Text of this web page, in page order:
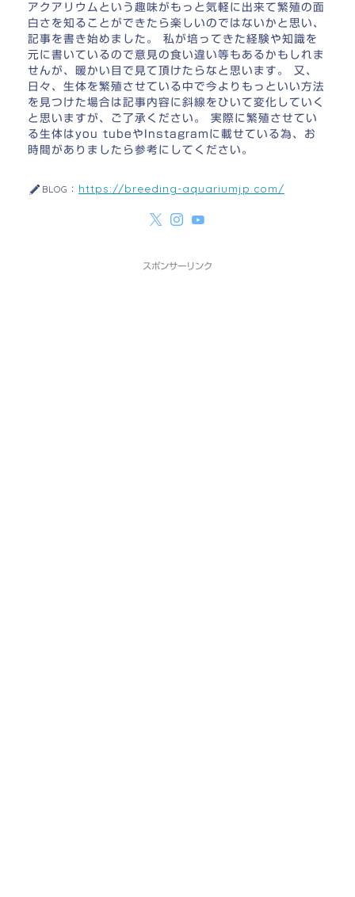
アクアリウムという趣味がもっと気軽に出来て繁殖の面
白さを知ることができたら楽しいのではないかと思い、
記事を書き始めました。 私が培ってきた経験や知識を
元に書いているので意見の食い違い等もあるかもしれま
せんが、暖かい目で見て頂けたらなと思います。 又、
日々、生体を繁殖させている中で今よりもっといい方法
を見つけた場合は記事内容に斜線をひいて変化していく
と思いますが、ご了承ください。 実際に繁殖させてい
る生体はyou tubeやInstagramに載せている為、お
時間がありましたら参考にしてください。
BLOG： https://breeding-aquariumjp.com/
スポンサーリンク